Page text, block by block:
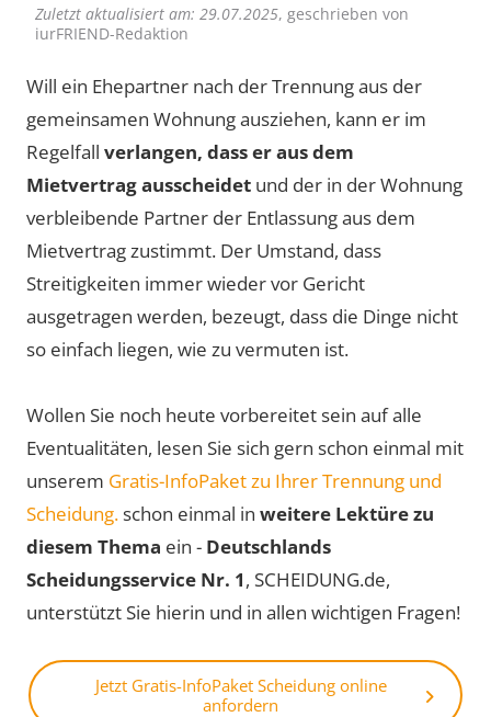
Zuletzt aktualisiert am: 29.07.2025, geschrieben von
iurFRIEND-Redaktion
Will ein Ehepartner nach der Trennung aus der
gemeinsamen Wohnung ausziehen, kann er im
Regelfall verlangen, dass er aus dem
Mietvertrag ausscheidet und der in der Wohnung
verbleibende Partner der Entlassung aus dem
Mietvertrag zustimmt. Der Umstand, dass
Streitigkeiten immer wieder vor Gericht
ausgetragen werden, bezeugt, dass die Dinge nicht
so einfach liegen, wie zu vermuten ist.
Wollen Sie noch heute vorbereitet sein auf alle
Eventualitäten, lesen Sie sich gern schon einmal mit
unserem Gratis-InfoPaket zu Ihrer Trennung und
Scheidung.schon einmal in weitere Lektüre zu
diesem Thema ein - Deutschlands
Scheidungsservice Nr. 1, SCHEIDUNG.de,
unterstützt Sie hierin und in allen wichtigen Fragen!
Jetzt Gratis-InfoPaket Scheidung online
anfordern